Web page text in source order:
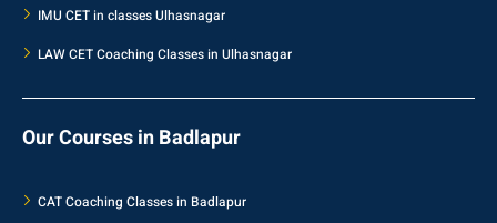
IMU CET in classes Ulhasnagar
LAW CET Coaching Classes in Ulhasnagar
Our Courses in Badlapur
CAT Coaching Classes in Badlapur